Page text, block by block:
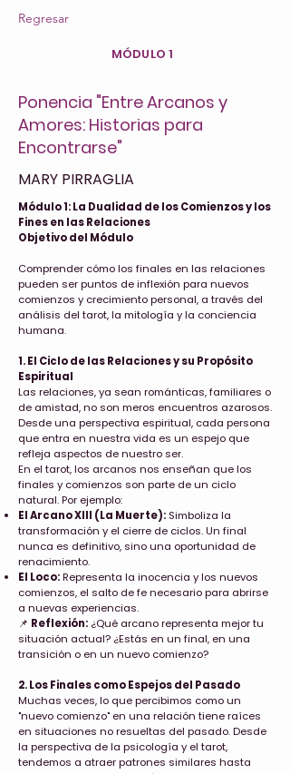
Regresar
MÓDULO 1
Ponencia "Entre Arcanos y
Amores: Historias para
Encontrarse"
MARY PIRRAGLIA
Módulo 1: La Dualidad de los Comienzos y los
Fines en las Relaciones
Objetivo del Módulo
Comprender cómo los finales en las relaciones
pueden ser puntos de inflexión para nuevos
comienzos y crecimiento personal, a través del
análisis del tarot, la mitología y la conciencia
humana.
1. El Ciclo de las Relaciones y su Propósito
Espiritual
Las relaciones, ya sean románticas, familiares o
de amistad, no son meros encuentros azarosos.
Desde una perspectiva espiritual, cada persona
que entra en nuestra vida es un espejo que
refleja aspectos de nuestro ser.
En el tarot, los arcanos nos enseñan que los
finales y comienzos son parte de un ciclo
natural. Por ejemplo:
El Arcano XIII (La Muerte): Simboliza la
transformación y el cierre de ciclos. Un final
nunca es definitivo, sino una oportunidad de
renacimiento.
El Loco:Representa la inocencia y los nuevos
comienzos, el salto de fe necesario para abrirse
a nuevas experiencias.
📌 Reflexión: ¿Qué arcano representa mejor tu
situación actual? ¿Estás en un final, en una
transición o en un nuevo comienzo?
2. Los Finales como Espejos del Pasado
Muchas veces, lo que percibimos como un
"nuevo comienzo" en una relación tiene raíces
en situaciones no resueltas del pasado. Desde
la perspectiva de la psicología y el tarot,
tendemos a atraer patrones similares hasta